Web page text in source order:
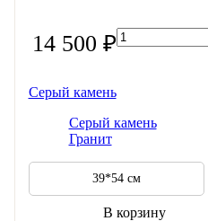
АРТ
Марбл
Скидки на растения и кашпо
Акции на услуги
О компании
Отзывы
Статьи
Гарантии
Поставщики
14 500 ₽
Серый камень
Серый камень
Гранит
39*54 см
В корзину